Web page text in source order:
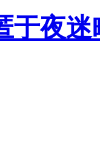
于夜迷